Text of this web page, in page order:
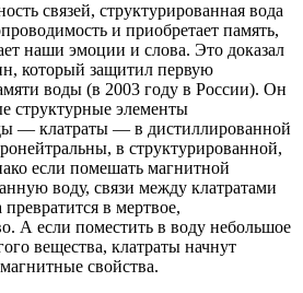
связей, структурированная вода
и приобретает память,
наши эмоции и слова. Это доказал
который защитил первую
воды (в 2003 году в России). Он
структурные элементы
— клатраты — в дистиллированной
в структурированной,
если помешать магнитной
воду, связи между клатратами
в мертвое,
А если поместить в воду небольшое
вещества, клатраты начнут
свойства.